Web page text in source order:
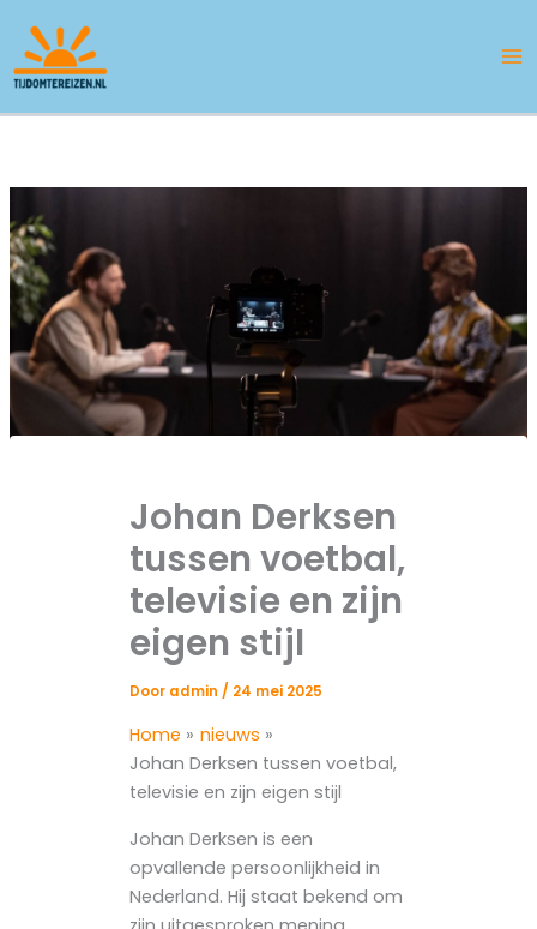
naar
de
Johan Derksen
tussen voetbal,
televisie en zijn
eigen stijl
Door admin / 24 mei 2025
Home
nieuws
Johan Derksen tussen voetbal,
televisie en zijn eigen stijl
Johan Derksen is een
opvallende persoonlijkheid in
Nederland. Hij staat bekend om